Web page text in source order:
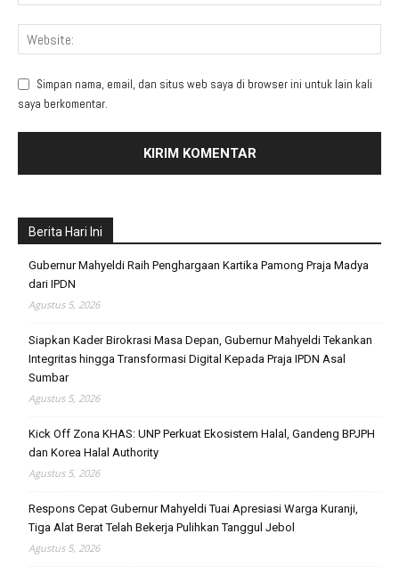
Simpan nama, email, dan situs web saya di browser ini untuk lain kali
saya berkomentar.
Berita Hari Ini
Gubernur Mahyeldi Raih Penghargaan Kartika Pamong Praja Madya
dari IPDN
Agustus 5, 2026
Siapkan Kader Birokrasi Masa Depan, Gubernur Mahyeldi Tekankan
Integritas hingga Transformasi Digital Kepada Praja IPDN Asal
Sumbar
Agustus 5, 2026
Kick Off Zona KHAS: UNP Perkuat Ekosistem Halal, Gandeng BPJPH
dan Korea Halal Authority
Agustus 5, 2026
Respons Cepat Gubernur Mahyeldi Tuai Apresiasi Warga Kuranji,
Tiga Alat Berat Telah Bekerja Pulihkan Tanggul Jebol
Agustus 5, 2026